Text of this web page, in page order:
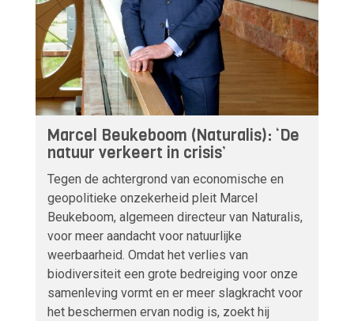
Marcel Beukeboom (Naturalis): ‘De
natuur verkeert in crisis’
Tegen de achtergrond van economische en
geopolitieke onzekerheid pleit Marcel
Beukeboom, algemeen directeur van Naturalis,
voor meer aandacht voor natuurlijke
weerbaarheid. Omdat het verlies van
biodiversiteit een grote bedreiging voor onze
samenleving vormt en er meer slagkracht voor
het beschermen ervan nodig is, zoekt hij